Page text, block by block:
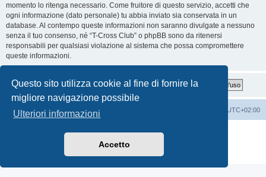
Questo sito utilizza cookie al fine di fornire la
migliore navigazione possibile
Ulteriori informazioni
Accetto
momento lo ritenga necessario. Come fruitore di questo servizio, accetti che
ogni informazione (dato personale) tu abbia inviato sia conservata in un
database. Al contempo queste informazioni non saranno divulgate a nessuno
senza il tuo consenso, né “T-Cross Club” o phpBB sono da ritenersi
responsabili per qualsiasi violazione al sistema che possa compromettere
queste informazioni.
T-Cross Club T-Cross Club UTC+02:00
Traduzione Italiana